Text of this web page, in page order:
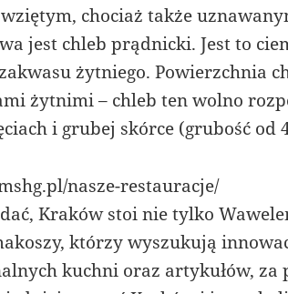
chociaż także
jest chleb prądnicki. Jest to
żytniego. Powierzchnia
żytnimi – chleb ten wolno
i grubej skórce (grubość od
nasze-restauracje/
Kraków stoi nie tylko
którzy wyszukują
kuchni oraz artykułów, za